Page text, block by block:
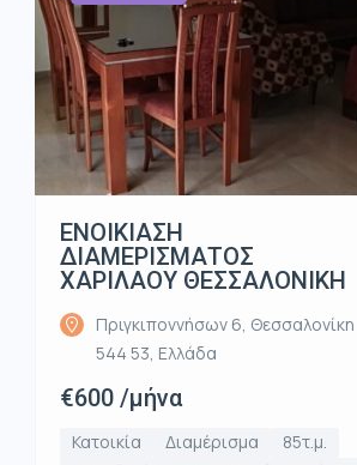
ΕΝΟΙΚΙΑΣΗ
ΔΙΑΜΕΡΙΣΜΑΤΟΣ
ΧΑΡΙΛΑΟΥ ΘΕΣΣΑΛΟΝΙΚΗ
Πριγκιποννήσων 6, Θεσσαλονίκη
544 53, Ελλάδα
€600 /μήνα
Κατοικία Διαμέρισμα
85τ.μ.